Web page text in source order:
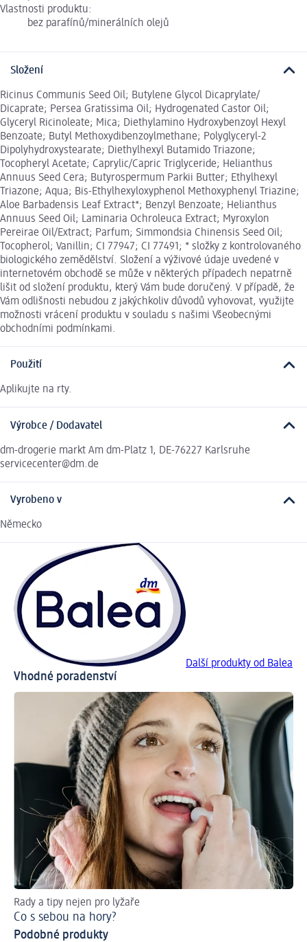
Vlastnosti produktu:
bez parafínů/minerálních olejů
Složení
Ricinus Communis Seed Oil; Butylene Glycol Dicaprylate/
Dicaprate; Persea Gratissima Oil; Hydrogenated Castor Oil;
Glyceryl Ricinoleate; Mica; Diethylamino Hydroxybenzoyl Hexyl
Benzoate; Butyl Methoxydibenzoylmethane; Polyglyceryl-2
Dipolyhydroxystearate; Diethylhexyl Butamido Triazone;
Tocopheryl Acetate; Caprylic/Capric Triglyceride; Helianthus
Annuus Seed Cera; Butyrospermum Parkii Butter; Ethylhexyl
Triazone; Aqua; Bis-Ethylhexyloxyphenol Methoxyphenyl Triazine;
Aloe Barbadensis Leaf Extract*; Benzyl Benzoate; Helianthus
Annuus Seed Oil; Laminaria Ochroleuca Extract; Myroxylon
Pereirae Oil/Extract; Parfum; Simmondsia Chinensis Seed Oil;
Tocopherol; Vanillin; CI 77947; CI 77491; * složky z kontrolovaného
biologického zemědělství. Složení a výživové údaje uvedené v
internetovém obchodě se může v některých případech nepatrně
lišit od složení produktu, který Vám bude doručený. V případě, že
Vám odlišnosti nebudou z jakýchkoliv důvodů vyhovovat, využijte
možnosti vrácení produktu v souladu s našimi Všeobecnými
obchodními podmínkami.
Použití
Aplikujte na rty.
Výrobce / Dodavatel
dm-drogerie markt Am dm-Platz 1, DE-76227 Karlsruhe
servicecenter@dm.de
Vyrobeno v
Německo
Další produkty od Balea
Vhodné poradenství
Rady a tipy nejen pro lyžaře
Co s sebou na hory?
Podobné produkty